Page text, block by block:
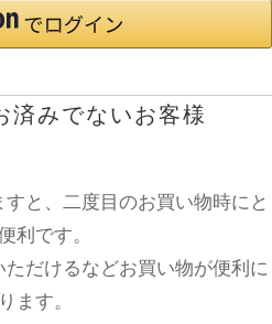
済みでないお客様
と、二度目のお買い物時にと
利です。
だけるなどお買い物が便利に
ます。